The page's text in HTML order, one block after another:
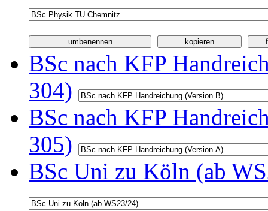
BSc nach KFP
304)
BSc nach KFP
305)
BSc Uni zu Köln (ab